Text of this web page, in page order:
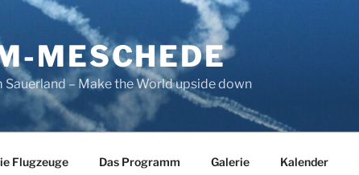
MESCHEDE
– Make the World upside down
Flugzeuge Das Programm Galerie Kalender